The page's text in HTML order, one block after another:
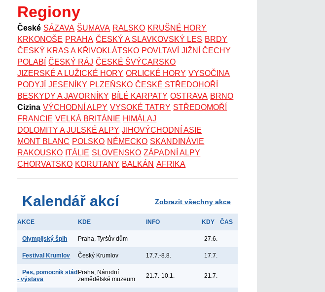
Regiony
České SÁZAVA ŠUMAVA RALSKO KRUŠNÉ HORY
KRKONOŠE PRAHA ČESKÝ A SLAVKOVSKÝ LES BRDY
ČESKÝ KRAS A KŘIVOKLÁTSKO POVLTAVÍ JIŽNÍ ČECHY
POLABÍ
ČESKÝ RÁJ ČESKÉ ŠVÝCARSKO
JIZERSKÉ A LUŽICKÉ HORY ORLICKÉ HORY VYSOČINA
PODYJÍ
JESENÍKY PLZEŇSKO ČESKÉ STŘEDOHOŘÍ
BESKYDY A JAVORNÍKY BÍLÉ KARPATY OSTRAVA BRNO
Cizina VÝCHODNÍ ALPY VYSOKÉ TATRY STŘEDOMOŘÍ
FRANCIE VELKÁ BRITÁNIE HIMÁLAJ
DOLOMITY A JULSKÉ ALPY JIHOVÝCHODNÍ ASIE
MONT BLANC POLSKO NĚMECKO SKANDINÁVIE
RAKOUSKO ITÁLIE SLOVENSKO ZÁPADNÍ ALPY
CHORVATSKO KORUTANY BALKÁN AFRIKA
Kalendář akcí Zobrazit všechny akce
AKCE KDE INFO KDY ČAS
Olympijský šplh Praha, Tyršův dům 27.6.
Festival Krumlov Český Krumlov 17.7.-8.8. 17.7.
Pes, pomocník stád
- výstava
Praha, Národní
zemědělské muzeum
21.7.-10.1. 21.7.